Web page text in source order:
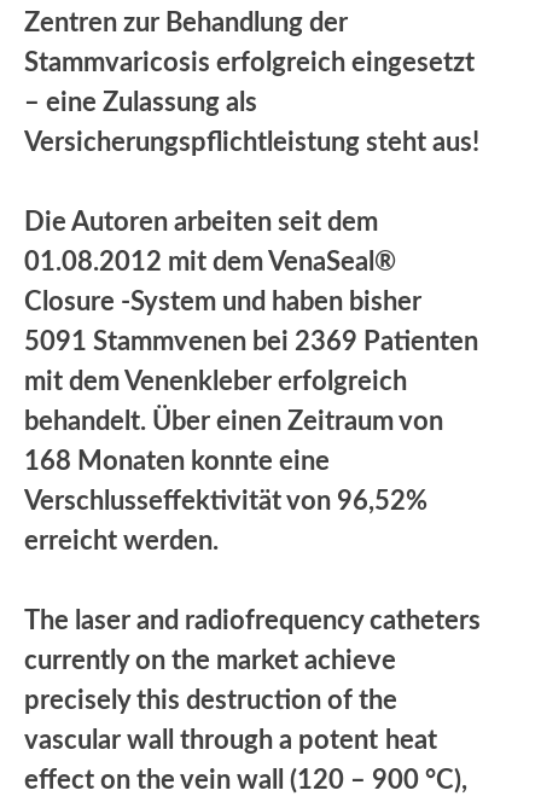
Zentren zur Behandlung der
Stammvaricosis erfolgreich eingesetzt
– eine Zulassung als
Versicherungspflichtleistung steht aus!
Die Autoren arbeiten seit dem
01.08.2012 mit dem VenaSeal®
Closure -System und haben bisher
5091 Stammvenen bei 2369 Patienten
mit dem Venenkleber erfolgreich
behandelt. Über einen Zeitraum von
168 Monaten konnte eine
Verschlusseffektivität von 96,52%
erreicht werden.
The laser and radiofrequency catheters
currently on the market achieve
precisely this destruction of the
vascular wall through a potent heat
effect on the vein wall (120 – 900 °C),